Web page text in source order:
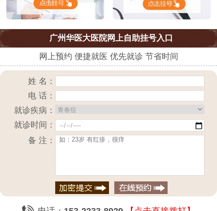
广州华医大医院网上自助挂号入口
网上预约 便捷就医 优先就诊 节省时间
姓 名：
电 话：
就诊疾病：
就诊时间：
备 注：